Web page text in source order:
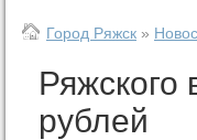
Город Ряжск »
Ряжского
рублей